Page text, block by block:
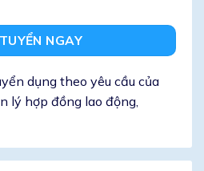
NGAY
dụng theo yêu cầu của
lý hợp đồng lao động,